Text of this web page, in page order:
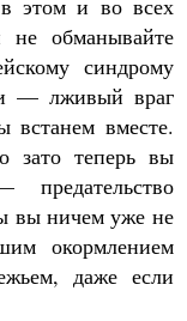
не обманывайте
синдрому
— лживый враг
встанем вместе.
зато теперь вы
вы ничем уже не
окормлением
даже если